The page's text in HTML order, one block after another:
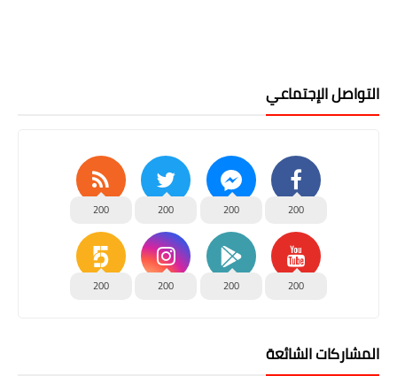
التواصل الإجتماعي
200
200
200
200
200
200
200
200
المشاركات الشائعة